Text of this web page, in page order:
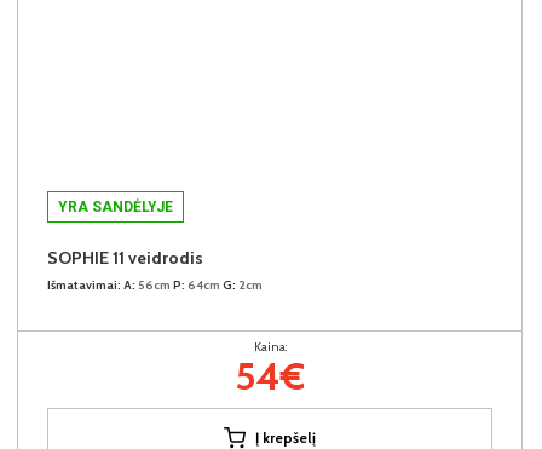
YRA SANDĖLYJE
SOPHIE 11 veidrodis
Išmatavimai: A: 56cm P: 64cm G: 2cm
Kaina:
54€
Į krepšelį